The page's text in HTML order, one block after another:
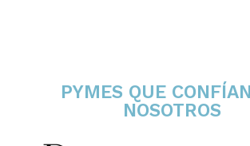
PYMES QUE
NOSOTROS